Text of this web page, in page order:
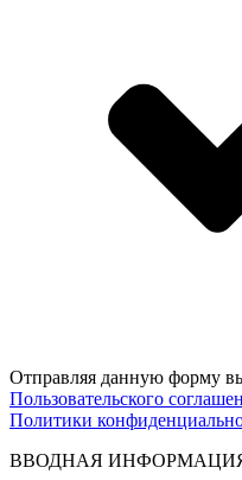
Отправляя данную форму
Пользовательского
Политики
ВВОДНАЯ